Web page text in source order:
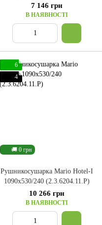
7 146 грн
В НАЯВНОСТІ
🚚 0 грн
6
4
Рушникосушарка Mario Hotel-І
1090x530/240 (2.3.6204.11.P)
10 266 грн
В НАЯВНОСТІ